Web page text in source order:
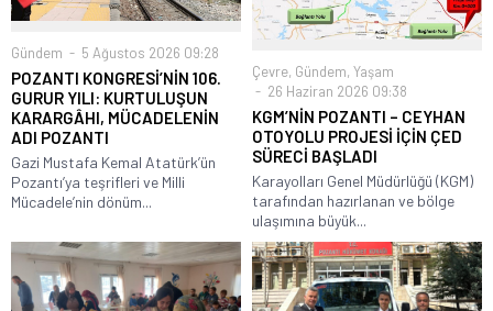
Gündem 5 Ağustos 2026 09:28
POZANTI KONGRESİ’NİN 106.
GURUR YILI: KURTULUŞUN
KARARGÂHI, MÜCADELENİN
ADI POZANTI
Gazi Mustafa Kemal Atatürk’ün
Pozantı’ya teşrifleri ve Milli
Mücadele’nin dönüm...
Çevre, Gündem, Yaşam
26 Haziran 2026 09:38
KGM’NİN POZANTI – CEYHAN
OTOYOLU PROJESİ İÇİN ÇED
SÜRECİ BAŞLADI
Karayolları Genel Müdürlüğü (KGM)
tarafından hazırlanan ve bölge
ulaşımına büyük...